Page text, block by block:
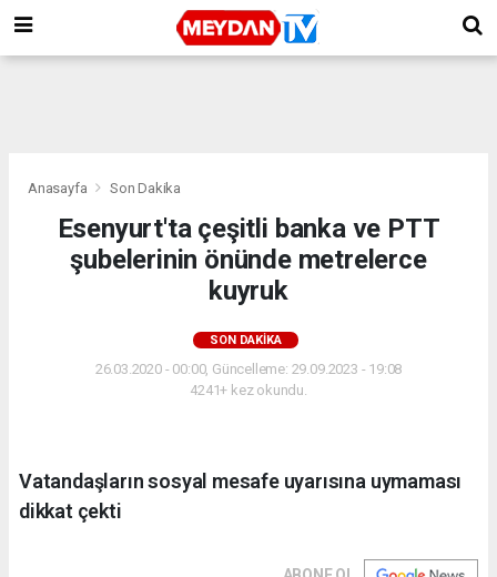
Anasayfa Son Dakika
Esenyurt'ta çeşitli banka ve PTT
şubelerinin önünde metrelerce
kuyruk
SON DAKIKA
26.03.2020 - 00:00, Güncelleme: 29.09.2023 - 19:08
4241+ kez okundu.
Vatandaşların sosyal mesafe uyarısına uymaması
dikkat çekti